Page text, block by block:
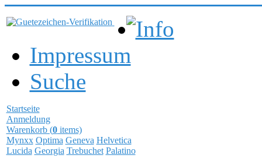
Info
Impressum
Suche
Startseite
Anmeldung
Warenkorb (0items)
Mynxx Optima Geneva Helvetica
Lucida Georgia Trebuchet Palatino